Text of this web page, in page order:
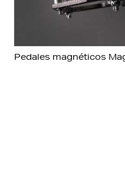
Pedales magnéticos